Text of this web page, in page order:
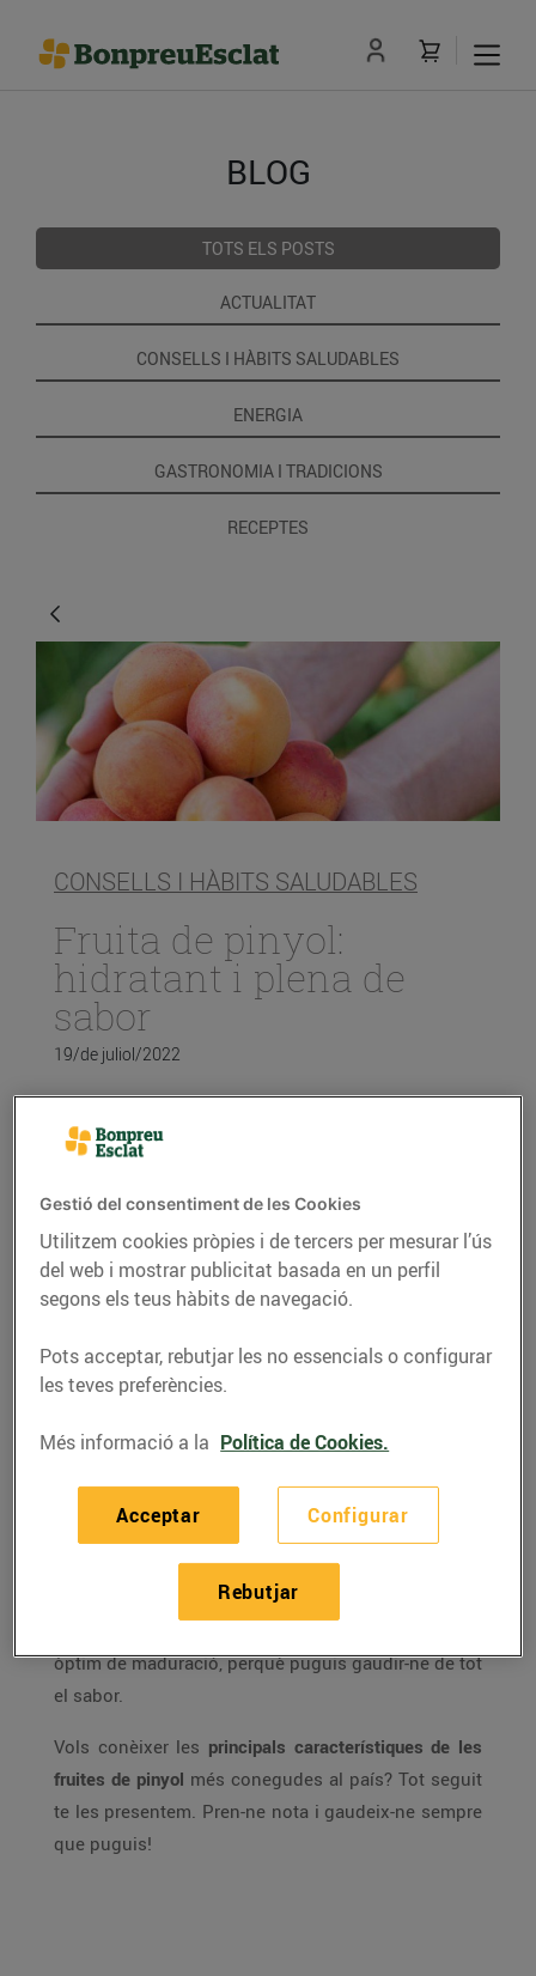
BLOG
TOTS ELS POSTS
ACTUALITAT
CONSELLS I HÀBITS SALUDABLES
ENERGIA
GASTRONOMIA I TRADICIONS
RECEPTES
CONSELLS I HÀBITS SALUDABLES
Fruita de pinyol:
hidratant i plena de
sabor
19/de juliol/2022
Fruita de pinyol:
hidratant i plena de
sabor
platerines… són alguns dels representants més
destacats de la gran família de les fruites de pinyol.
envoltada d’una estructura protectora. A més de tenir
un gust deliciós, ens aporten un munt de propietats
beneficioses per a la salut.
A les fruiteries de Bonpreu i Esclat i al nostre
supermercat Esclat Onlinehitrobaràs fruita de pinyol
òptim de maduració, perquè puguis gaudir-ne de tot
el sabor.
Vols conèixer les principals característiques de les
fruites de pinyol més conegudes al país? Tot seguit
te les presentem. Pren-ne nota i gaudeix-ne sempre
que puguis!
Gestió del consentiment de les Cookies
Utilitzem cookies pròpies i de tercers per mesurar l’ús
del web i mostrar publicitat basada en un perfil
segons els teus hàbits de navegació.
Pots acceptar, rebutjar les no essencials o configurar
les teves preferències.
Més informació a la Política de Cookies.
Configurar
Rebutjar
Acceptar